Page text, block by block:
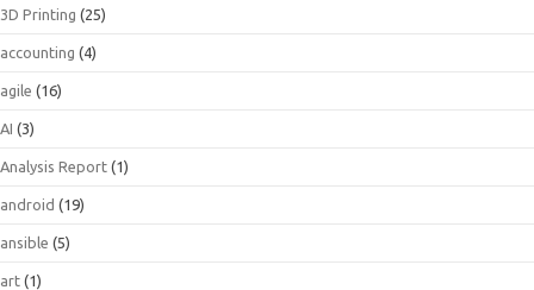
3D Printing (25)
accounting (4)
agile (16)
AI (3)
Analysis Report (1)
android (19)
ansible (5)
art (1)